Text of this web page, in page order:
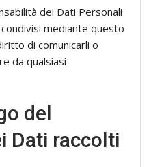
dei Dati Personali
mediante questo
di comunicarli o
da qualsiasi
del
Dati raccolti